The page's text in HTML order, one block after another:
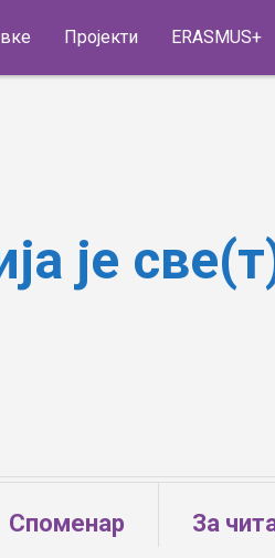
Пројекти ERASMUS+
је
Споменар За